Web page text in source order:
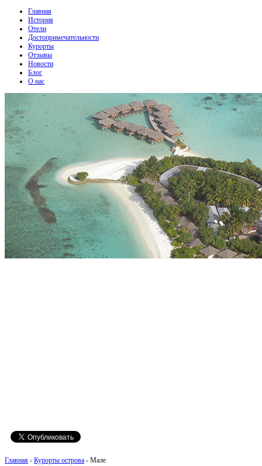
Главная
История
Отели
Достопримечательности
Курорты
Отзывы
Новости
Блог
О нас
Главная - Курорты острова - Мале